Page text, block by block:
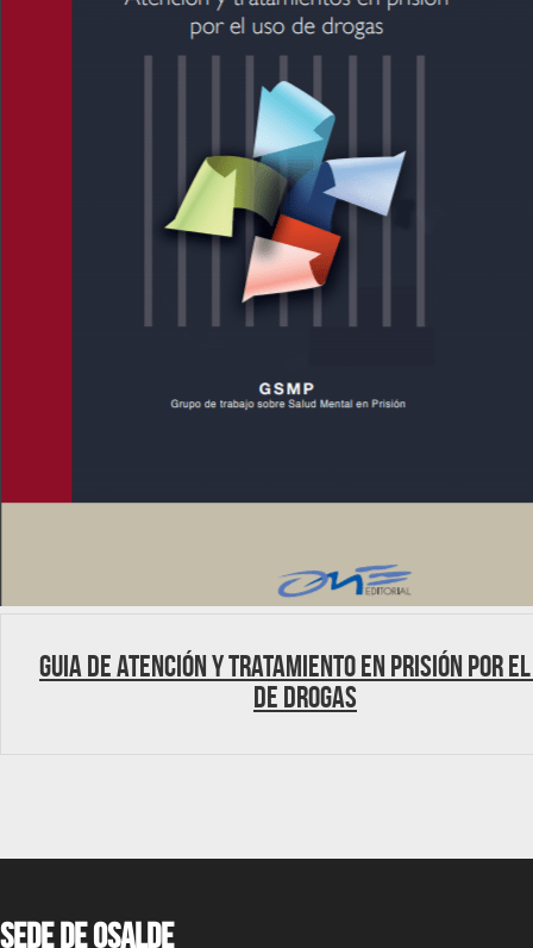
Guia de atención y tratamiento en prisión por
de drogas
Sede de OSALDE